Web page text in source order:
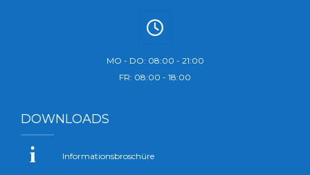
MO - DO: 08:00 - 21:00
FR: 08:00 - 18:00
DOWNLOADS
Informationsbroschüre